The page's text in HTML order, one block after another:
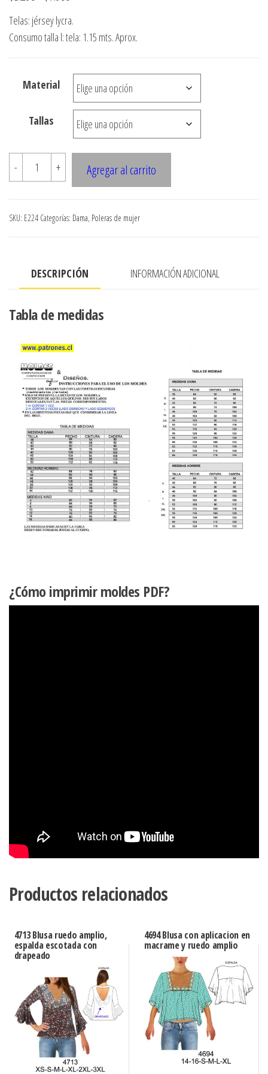
de
precios:
$3.290
hasta
$7.900
Telas: jérsey lycra.
Consumo talla l: tela: 1.15 mts. Aprox.
Material
Tallas
-
E224
AMARRA
RECOGIDO
+ Agregar al carrito
SKU: E224 Categorías: Dama, Poleras de mujer
DESCRIPCIÓN INFORMACIÓN ADICIONAL
Tabla de medidas
¿Cómo imprimir moldes PDF?
Productos relacionados
4713 Blusa ruedo amplio,
espalda escotada con
drapeado
4694 Blusa con aplicacion en
macrame y ruedo amplio